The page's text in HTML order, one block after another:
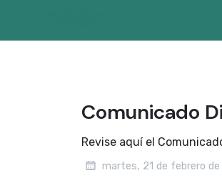
Comunicado
Revise aquí el
martes, 21 de febrero